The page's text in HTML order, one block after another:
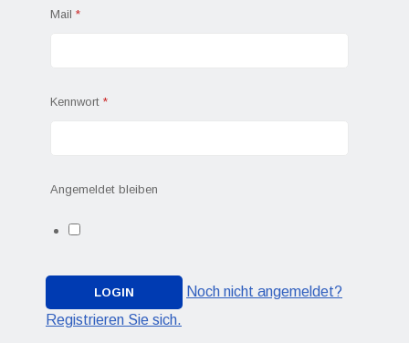
Mail *
Kennwort *
Angemeldet bleiben
Noch nicht angemeldet?
Registrieren Sie sich.